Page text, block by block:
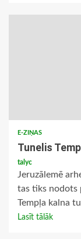
E-ZIŅAS
Tunelis
talyc
Jeruzālemē
tas tiks nodots
Tempļa kalna
Lasīt tālāk